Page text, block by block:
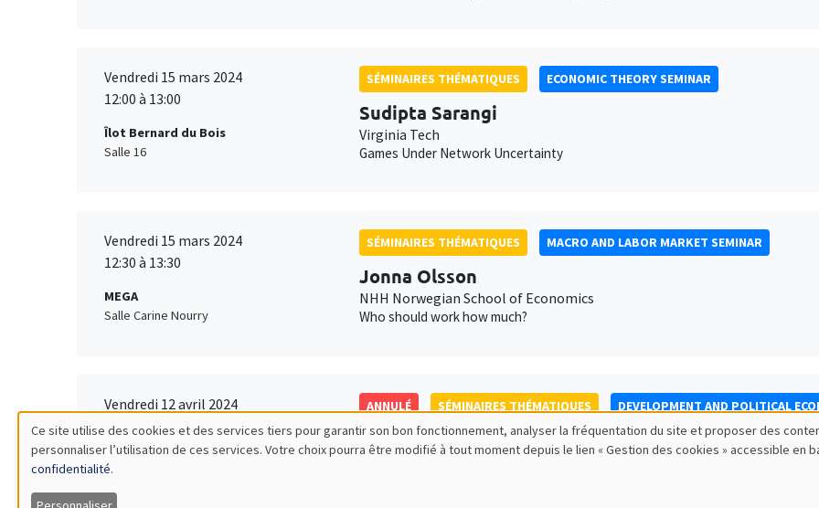
Vendredi 15 mars 2024
12:00 à 13:00
Îlot Bernard du Bois
Salle 16
SÉMINAIRES THÉMATIQUES ECONOMIC THEORY SEMINAR
Sudipta Sarangi
Virginia Tech
Games Under Network Uncertainty
Vendredi 15 mars 2024
12:30 à 13:30
MEGA
Salle Carine Nourry
SÉMINAIRES THÉMATIQUES MACRO AND LABOR MARKET SEMINAR
Jonna Olsson
NHH Norwegian School of Economics
Who should work how much?
Vendredi 12 avril 2024
11:00 à 12:15
MEGA
Salle Carine Nourry
ANNULÉ SÉMINAIRES THÉMATIQUES DEVELOPMENT AND POLITICAL
Anna Maria Mayda
Utilisation
Ce site utilise des cookies et des services tiers pour garantir son bon fonctionnement, analyser la fréquentation du site et proposer des
personnaliser l’utilisation de ces services. Votre choix pourra être modifié à tout moment depuis le lien « Gestion des cookies » accessible en
confidentialité.